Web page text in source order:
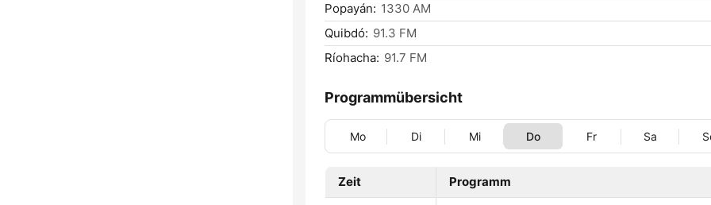
Popayán: 1330 AM
Quibdó: 91.3 FM
Ríohacha: 91.7 FM
Programmübersicht
Mo Di Mi Do Fr Sa
Zeit Programm